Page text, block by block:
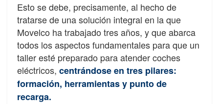
Esto se debe, precisamente, al hecho de
tratarse de una solución integral en la que
Movelco ha trabajado tres años, y que abarca
todos los aspectos fundamentales para que un
taller esté preparado para atender coches
eléctricos, centrándose en tres pilares:
formación, herramientas y punto de
recarga.